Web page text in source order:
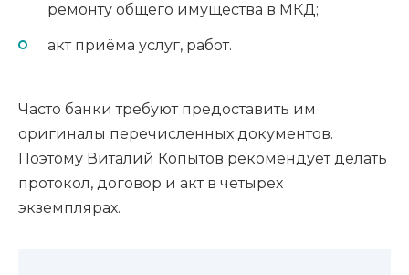
ремонту общего имущества в МКД;
акт приёма услуг, работ.
Часто банки требуют предоставить им
оригиналы перечисленных документов.
Поэтому Виталий Копытов рекомендует делать
протокол, договор и акт в четырех
экземплярах.